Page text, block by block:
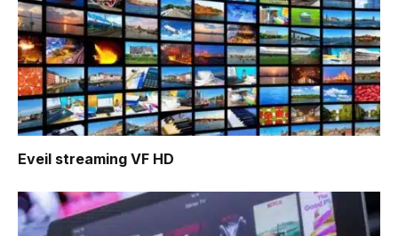
Eveil streaming VF HD